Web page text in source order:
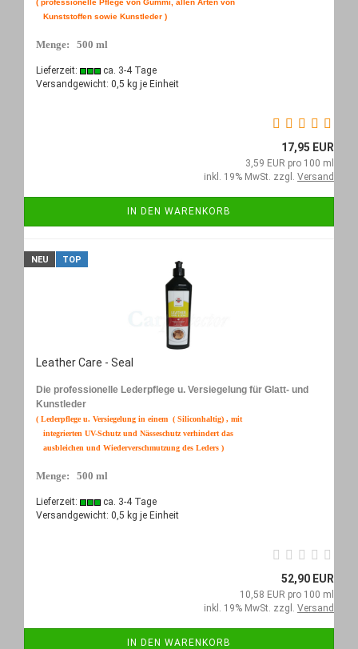
( professionelle Pflege von Gummi, allen Arten von
Kunststoffen sowie Kunstleder )
Menge: 500 ml
Lieferzeit:
ca. 3-4 Tage
Versandgewicht: 0,5 kg je Einheit
17,95 EUR
3,59 EUR pro 100 ml
inkl. 19% MwSt. zzgl. Versand
IN DEN WARENKORB
NEU TOP
Leather Care - Seal
Die professionelle Lederpflege u. Versiegelung für Glatt- und
Kunstleder
( Lederpflege u. Versiegelung in einem ( Siliconhaltig) , mit
integrierten UV-Schutz und Nässeschutz verhindert das
ausbleichen und Wiederverschmutzung des Leders )
Menge: 500 ml
Lieferzeit:
ca. 3-4 Tage
Versandgewicht: 0,5 kg je Einheit
52,90 EUR
10,58 EUR pro 100 ml
inkl. 19% MwSt. zzgl. Versand
IN DEN WARENKORB